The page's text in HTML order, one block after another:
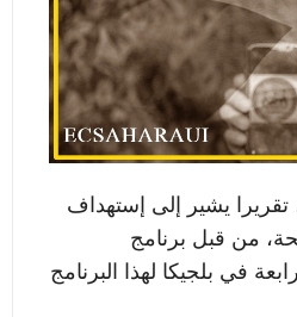
يشير إلى إستهداف
من قبل برنامج
في بلجيكا لهذا البرنامج